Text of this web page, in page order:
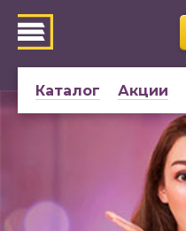
Каталог Акции